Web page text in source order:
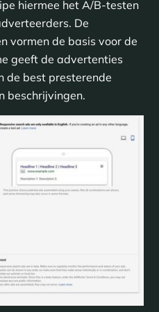
hiermee het A/B-testen
De
vormen de basis voor de
geeft de advertenties
de best presterende
beschrijvingen.